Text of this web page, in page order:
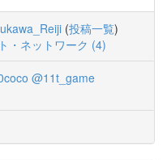
(投稿一覧)
・ネットワーク (4)
@11t_game